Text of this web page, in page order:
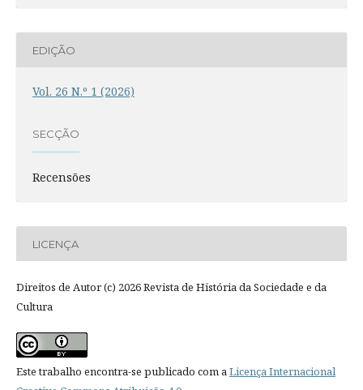
EDIÇÃO
Vol. 26 N.º 1 (2026)
SECÇÃO
Recensões
LICENÇA
Direitos de Autor (c) 2026 Revista de História da Sociedade e da
Cultura
Este trabalho encontra-se publicado com aLicença Internacional